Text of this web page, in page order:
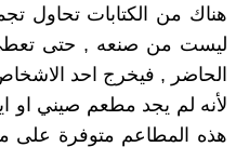
هناك من الكتابات تحاول
ليست من صنعه , حتى تعطي
الحاضر , فيخرج احد
لأنه لم يجد مطعم صيني او
هذه المطاعم متوفرة على